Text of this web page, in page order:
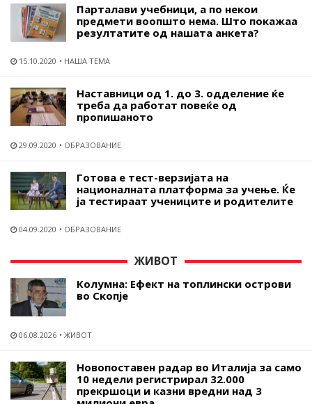
Парталави учебници, а по некои
предмети воопшто нема. Што покажаа
резултатите од нашата анкета?
15.10.2020 НАША ТЕМА
Наставници од 1. до 3. одделение ќе
треба да работат повеќе од
пропишаното
29.09.2020 ОБРАЗОВАНИЕ
Готова е тест-верзијата на
националната платформа за учење. Ќе
ја тестираат учениците и родителите
04.09.2020 ОБРАЗОВАНИЕ
ЖИВОТ
Колумна: Ефект на топлински острови
во Скопје
06.08.2026 ЖИВОТ
Новопоставен радар во Италија за само
10 недели регистрирал 32.000
прекршоци и казни вредни над 3